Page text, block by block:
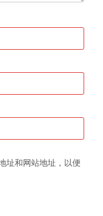
址和网站地址，以便